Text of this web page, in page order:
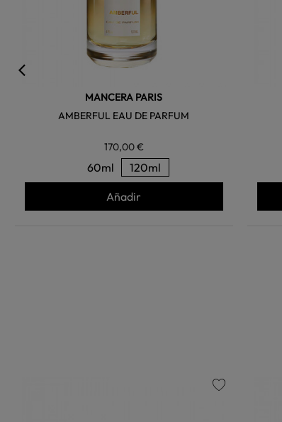
MANCERA PARIS
AMBERFUL EAU DE PARFUM
170,00 €
60ml 120ml
Añadir